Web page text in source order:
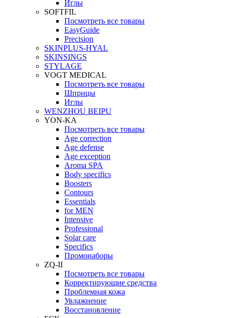
Иглы
SOFTFIL
Посмотреть все товары
EasyGuide
Precision
SKINPLUS-HYAL
SKINSINGS
STYLAGE
VOGT MEDICAL
Посмотреть все товары
Шприцы
Иглы
WENZHOU BEIPU
YON-KA
Посмотреть все товары
Age correction
Age defense
Age exception
Aroma SPA
Body specifics
Boosters
Contours
Essentials
for MEN
Intensive
Professional
Solar care
Specifics
Промонаборы
ZQ-II
Посмотреть все товары
Корректирующие средства
Проблемная кожа
Увлажнение
Восстановление